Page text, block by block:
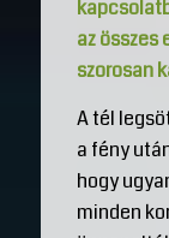
az összes
szorosan
A tél
a fény
hogy
minden